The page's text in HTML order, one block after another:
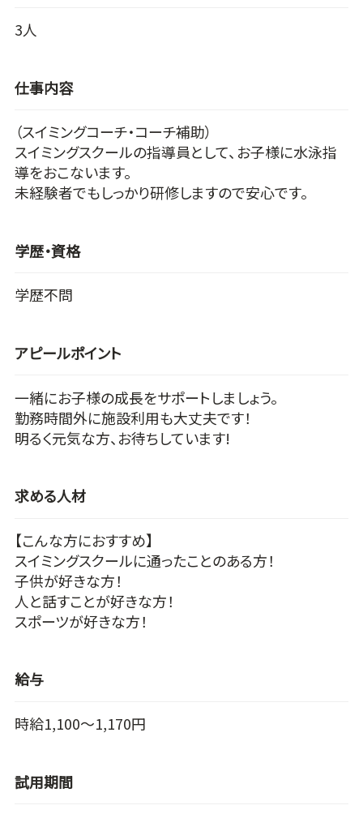
3人
仕事内容
（スイミングコーチ・コーチ補助）
スイミングスクールの指導員として、お子様に水泳指
導をおこないます。
未経験者でもしっかり研修しますので安心です。
学歴・資格
学歴不問
アピールポイント
一緒にお子様の成長をサポートしましょう。
勤務時間外に施設利用も大丈夫です！
明るく元気な方、お待ちしています!
求める人材
【こんな方におすすめ】
スイミングスクールに通ったことのある方！
子供が好きな方！
人と話すことが好きな方！
スポーツが好きな方！
給与
時給1,100～1,170円
試用期間